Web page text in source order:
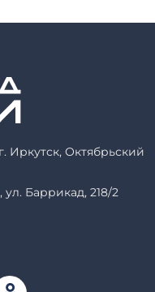
Иркутск, Октябрьский
Баррикад, 218/2